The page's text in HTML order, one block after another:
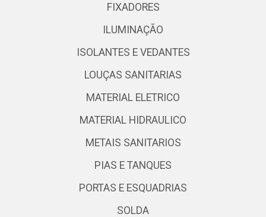
FIXADORES
ILUMINAÇÃO
ISOLANTES E VEDANTES
LOUÇAS SANITARIAS
MATERIAL ELETRICO
MATERIAL HIDRAULICO
METAIS SANITARIOS
PIAS E TANQUES
PORTAS E ESQUADRIAS
SOLDA